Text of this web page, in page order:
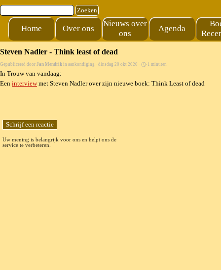
Ga naar de inhoud
Zoeken
Home Over ons
Nieuws over
ons
Agenda
Steven Nadler - Think least of dead
Gepubliceerd door Jan Mendrik in aankondiging · dinsdag 20 okt 2020 · 1 minuten
In Trouw van vandaag:
Een interviewmet Steven Nadler over zijn nieuwe boek: Think Least of dead
Uw mening is belangrijk voor ons en helpt ons de
service te verbeteren.